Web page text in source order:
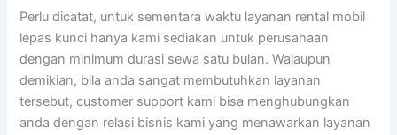
Perlu dicatat, untuk sementara waktu layanan rental mobil
lepas kunci hanya kami sediakan untuk perusahaan
dengan minimum durasi sewa satu bulan. Walaupun
demikian, bila anda sangat membutuhkan layanan
tersebut, customer support kami bisa menghubungkan
anda dengan relasi bisnis kami yang menawarkan layanan